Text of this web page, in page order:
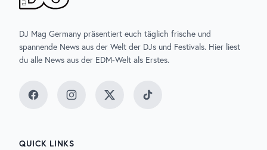
DJ Mag Germany präsentiert euch täglich frische und
spannende News aus der Welt der DJs und Festivals. Hier liest
du alle News aus der EDM-Welt als Erstes.
FacebookInstagramTwitter TikTok
QUICK LINKS